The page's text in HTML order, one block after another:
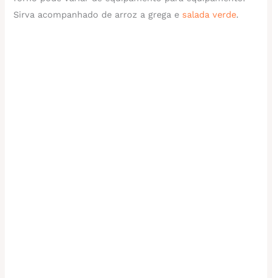
Sirva acompanhado de arroz a grega esalada verde.